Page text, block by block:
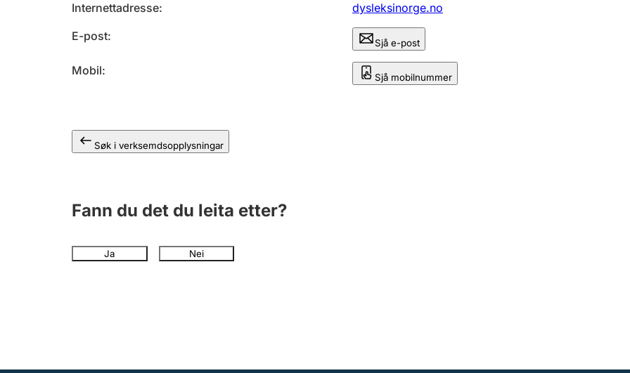
Internettadresse
dysleksinorge.no
E-post
Sjå e-post
Mobil Sjå mobilnummer
Søk i verksemdsopplysningar
Fann du det du leita etter?
Ja Nei